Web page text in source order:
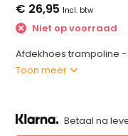
€ 26,95 Incl. btw
Niet op voorraad
Afdekhoes trampoline
Toon meer
Betaal na